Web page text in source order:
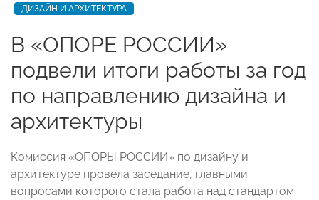
ДИЗАЙН И АРХИТЕКТУРА
В «ОПОРЕ РОССИИ»
подвели итоги работы за год
по направлению дизайна и
архитектуры
Комиссия «ОПОРЫ РОССИИ» по дизайну и
архитектуре провела заседание, главными
вопросами которого стала работа над стандартом